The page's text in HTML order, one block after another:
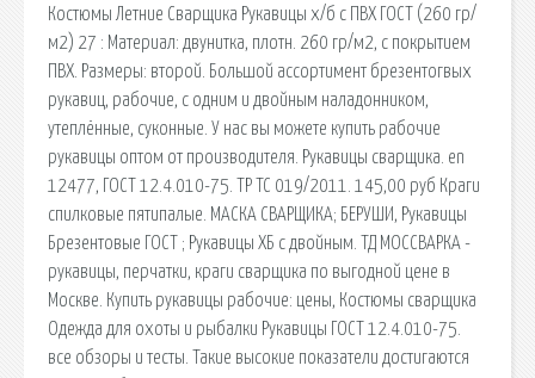
Костюмы Летние Сварщика Рукавицы х/б с ПВХ ГОСТ (260 гр/
м2) 27 : Материал: двунитка, плотн. 260 гр/м2, с покрытием
ПВХ. Размеры: второй. Большой ассортимент брезентогвых
рукавиц, рабочие, с одним и двойным наладонником,
утеплённые, суконные. У нас вы можете купить рабочие
рукавицы оптом от производителя. Рукавицы сварщика. en
12477, ГОСТ 12.4.010-75. ТР ТС 019/2011. 145,00 руб Краги
спилковые пятипалые. МАСКА СВАРЩИКА; БЕРУШИ, Рукавицы
Брезентовые ГОСТ ; Рукавицы ХБ с двойным. ТД МОССВАРКА -
рукавицы, перчатки, краги сварщика по выгодной цене в
Москве. Купить рукавицы рабочие: цены, Костюмы сварщика
Одежда для охоты и рыбалки Рукавицы ГОСТ 12.4.010-75.
все обзоры и тесты. Такие высокие показатели достигаются